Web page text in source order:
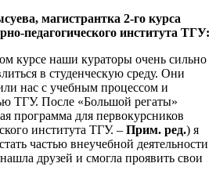
магистрантка 2-го курса
педагогического института ТГУ:
курсе наши кураторы очень сильно
в студенческую среду. Они
нас с учебным процессом и
ТГУ. После «Большой регаты»
программа для первокурсников
института ТГУ. – Прим. ред.) я
частью внеучебной деятельности
друзей и смогла проявить свои